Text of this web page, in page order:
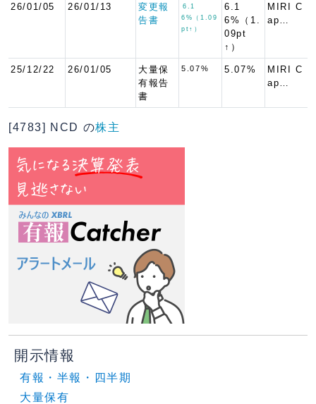
26/01/05 26/01/13
変更報
告書
6.1
6%（1.09
pt↑）
6.1
6%（1.
09pt
↑）
MIRI C
ap…
25/12/22 26/01/05
大量保
有報告
書
5.07% 5.07%
MIRI C
ap…
[4783] NCD の株主
開示情報
有報・半報・四半期
大量保有